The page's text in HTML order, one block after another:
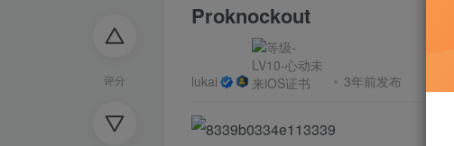
评分
Proknockout
lukai 3年前发布